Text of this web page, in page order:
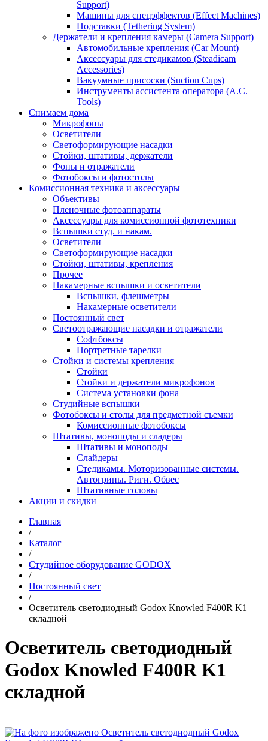
Support)
Машины для спецэффектов (Effect Machines)
Подставки (Tethering System)
Держатели и крепления камеры (Camera Support)
Автомобильные крепления (Car Mount)
Аксессуары для стедикамов (Steadicam
Accessories)
Вакуумные присоски (Suction Cups)
Инструменты ассистента оператора (A.C.
Tools)
Снимаем дома
Микрофоны
Осветители
Светоформирующие насадки
Стойки, штативы, держатели
Фоны и отражатели
Фотобоксы и фотостолы
Комиссионная техника и аксессуары
Объективы
Пленочные фотоаппараты
Аксессуары для комиссионной фототехники
Вспышки студ. и накам.
Осветители
Светоформирующие насадки
Стойки, штативы, крепления
Прочее
Накамерные вспышки и осветители
Вспышки, флешметры
Накамерные осветители
Постоянный свет
Светоотражающие насадки и отражатели
Софтбоксы
Портретные тарелки
Стойки и системы крепления
Стойки
Стойки и держатели микрофонов
Система установки фона
Студийные вспышки
Фотобоксы и столы для предметной съемки
Комиссионные фотобоксы
Штативы, моноподы и сладеры
Штативы и моноподы
Слайдеры
Стедикамы. Моторизованные системы.
Автогрипы. Риги. Обвес
Штативные головы
Акции и скидки
Главная
/
Каталог
/
Студийное оборудование GODOX
/
Постоянный свет
/
Осветитель светодиодный Godox Knowled F400R K1
складной
Осветитель светодиодный
Godox Knowled F400R K1
складной